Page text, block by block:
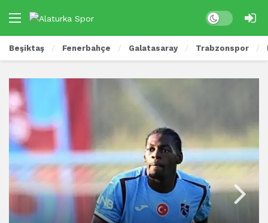
Beşiktaş Fenerbahçe Galatasaray Trabzonspor